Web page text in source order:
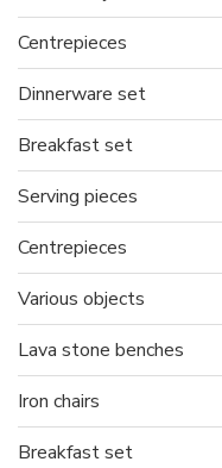
Centrepieces
Dinnerware set
Breakfast set
Serving pieces
Centrepieces
Various objects
Lava stone benches
Iron chairs
Breakfast set